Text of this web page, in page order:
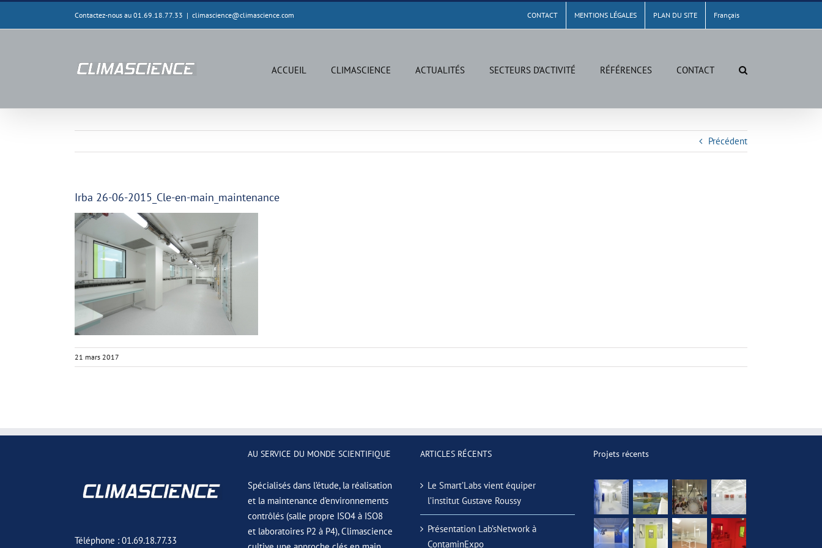
Contactez-nous au 01.69.18.77.33 | climascience@climascience.com CONTACT MENTIONS LÉGALES PLAN DU SITE Français
ACCUEIL CLIMASCIENCE ACTUALITÉS SECTEURS D’ACTIVITÉ RÉFÉRENCES CONTACT
Précédent
Irba 26-06-2015_Cle-en-main_maintenance
21 mars 2017
Téléphone : 01.69.18.77.33
AU SERVICE DU MONDE SCIENTIFIQUE
Spécialisés dans l’étude, la réalisation
et la maintenance d’environnements
contrôlés (salle propre ISO4 à ISO8
et laboratoires P2 à P4), Climascience
ARTICLES RÉCENTS
Le Smart’Labs vient équiper
l’institut Gustave Roussy
Présentation Lab’sNetwork à
ContaminExpo
Projets récents